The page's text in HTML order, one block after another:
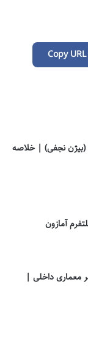
Copy URL
(بیژن نجفی) | خلاصه
آمازون
معماری داخلی |